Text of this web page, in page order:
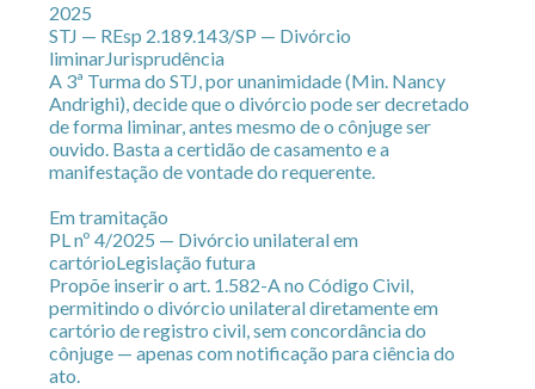
2025
STJ — REsp 2.189.143/SP — Divórcio
liminarJurisprudência
A 3ª Turma do STJ, por unanimidade (Min. Nancy
Andrighi), decide que o divórcio pode ser decretado
de forma liminar, antes mesmo de o cônjuge ser
ouvido. Basta a certidão de casamento e a
manifestação de vontade do requerente.
Em tramitação
PL nº 4/2025 — Divórcio unilateral em
cartórioLegislação futura
Propõe inserir o art. 1.582-A no Código Civil,
permitindo o divórcio unilateral diretamente em
cartório de registro civil, sem concordância do
cônjuge — apenas com notificação para ciência do
ato.